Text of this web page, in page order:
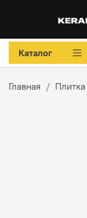
Каталог
Главная Плитка